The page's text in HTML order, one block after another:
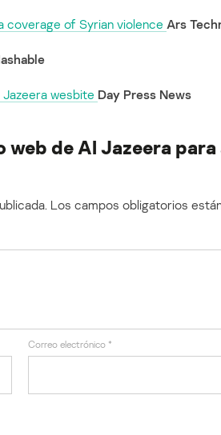
of Syrian violence Ars
wesbite Day Press News
de Al Jazeera
Los campos obligatorios
Correo electrónico *